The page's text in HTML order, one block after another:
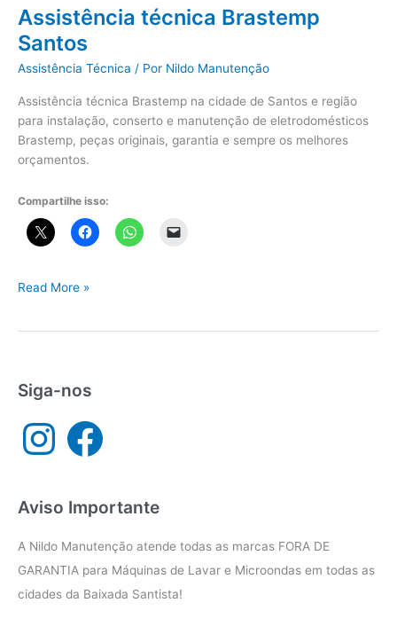
Assistência técnica Brastemp
Santos
Assistência Técnica / Por Nildo Manutenção
Assistência técnica Brastemp na cidade de Santos e região
para instalação, conserto e manutenção de eletrodomésticos
Brastemp, peças originais, garantia e sempre os melhores
orçamentos.
Compartilhe isso:
Assistência
Read More »
Siga-nos
n
a
m
a
c
Aviso Importante
A Nildo Manutenção atende todas as marcas FORA DE
GARANTIA para Máquinas de Lavar e Microondas em todas as
cidades da Baixada Santista!